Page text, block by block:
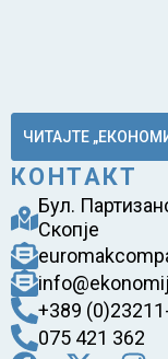
ЧИТАЈТЕ
КОНТАКТ
Бул.
Скопје
+389
075 421 362